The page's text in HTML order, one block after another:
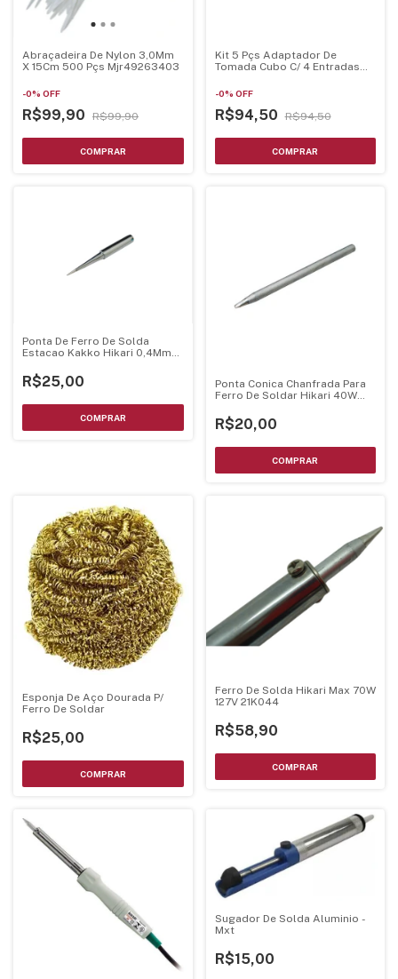
Abraçadeira De Nylon 3,0Mm
X 15Cm 500 Pçs Mjr49263403
-0% OFF
R$99,90 R$99,90
Kit 5 Pçs Adaptador De
Tomada Cubo C/ 4 Entradas
-0% OFF
R$94,50 R$94,50
Ponta De Ferro De Solda
Estacao Kakko Hikari 0,4Mm
R$25,00
Ponta Conica Chanfrada Para
Ferro De Soldar Hikari 40W
R$20,00
Esponja De Aço Dourada P/
Ferro De Soldar
R$25,00
Ferro De Solda Hikari Max 70W
127V 21K044
R$58,90
Sugador De Solda Aluminio -
Mxt
R$15,00